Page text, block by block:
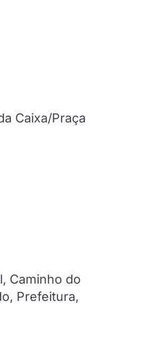
Caixa/Praça
Caminho do
Prefeitura,